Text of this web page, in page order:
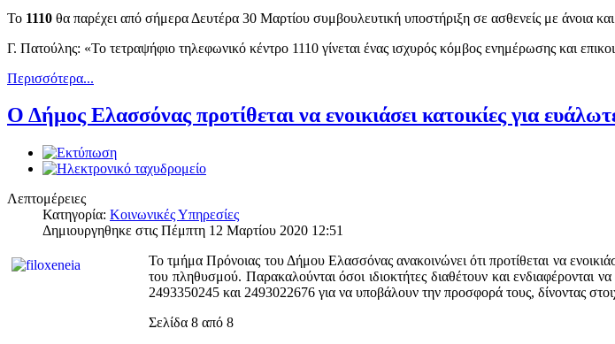
Το 1110 θα παρέχει από σήμερα Δευτέρα 30 Μαρτίου συμβουλευτική υποστήριξη σε ασθενείς με άνοια και
Γ. Πατούλης: «Το τετραψήφιο τηλεφωνικό κέντρο 1110 γίνεται ένας ισχυρός κόμβος ενημέρωσης και
Περισσότερα...
Ο Δήμος Ελασσόνας προτίθεται να ενοικιάσει κατοικίες για
Λεπτομέρειες
Κατηγορία: Κοινωνικές Υπηρεσίες
Δημιουργηθηκε στις Πέμπτη 12 Μαρτίου 2020 12:51
Το τμήμα Πρόνοιας του Δήμου Ελασσόνας ανακοινώνει ότι προτίθεται να
του πληθυσμού. Παρακαλούνται όσοι ιδιοκτήτες διαθέτουν και ενδιαφέρονται
2493350245 και 2493022676 για να υποβάλουν την προσφορά τους, δίνοντας
Σελίδα 8 από 8